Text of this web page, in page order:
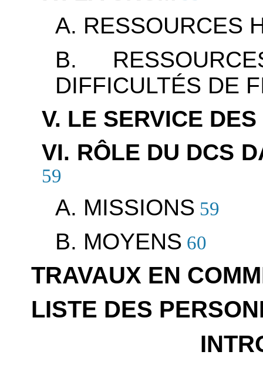
A. RESSOURCES
B.
DIFFICULTÉS DE
V. LE SERVICE
VI. RÔLE DU DCS
59
A. MISSIONS 59
B. MOYENS 60
TRAVAUX EN
LISTE DES